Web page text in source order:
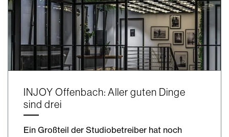
INJOY Offenbach: Aller guten Dinge
sind drei
Ein Großteil der Studiobetreiber hat noch